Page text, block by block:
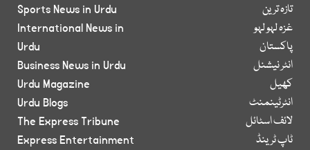
تازہ ترین
غزہ لہو لہو
پاکستان
انٹر نیشنل
کھیل
انٹرٹینمنٹ
لائف اسٹائل
ٹاپ ٹرینڈ
Sports News in Urdu
International News in
Urdu
Business News in Urdu
Urdu Magazine
Urdu Blogs
The Express Tribune
Express Entertainment